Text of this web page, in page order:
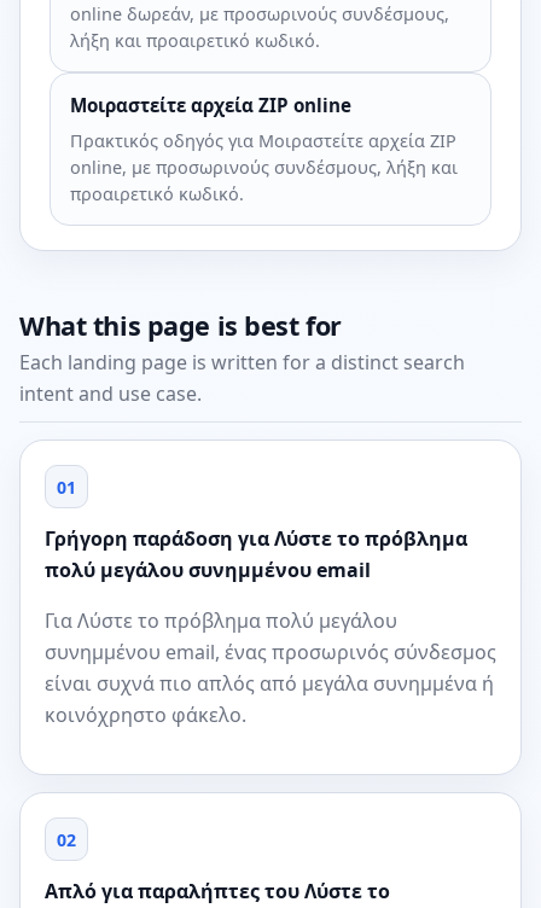
online δωρεάν, με προσωρινούς συνδέσμους,
λήξη και προαιρετικό κωδικό.
Μοιραστείτε αρχεία ZIP online
Πρακτικός οδηγός για Μοιραστείτε αρχεία ZIP
online, με προσωρινούς συνδέσμους, λήξη και
προαιρετικό κωδικό.
What this page is best for
Each landing page is written for a distinct search
intent and use case.
01
Γρήγορη παράδοση για Λύστε το πρόβλημα
πολύ μεγάλου συνημμένου email
Για Λύστε το πρόβλημα πολύ μεγάλου
συνημμένου email, ένας προσωρινός σύνδεσμος
είναι συχνά πιο απλός από μεγάλα συνημμένα ή
κοινόχρηστο φάκελο.
02
Απλό για παραλήπτες του Λύστε το